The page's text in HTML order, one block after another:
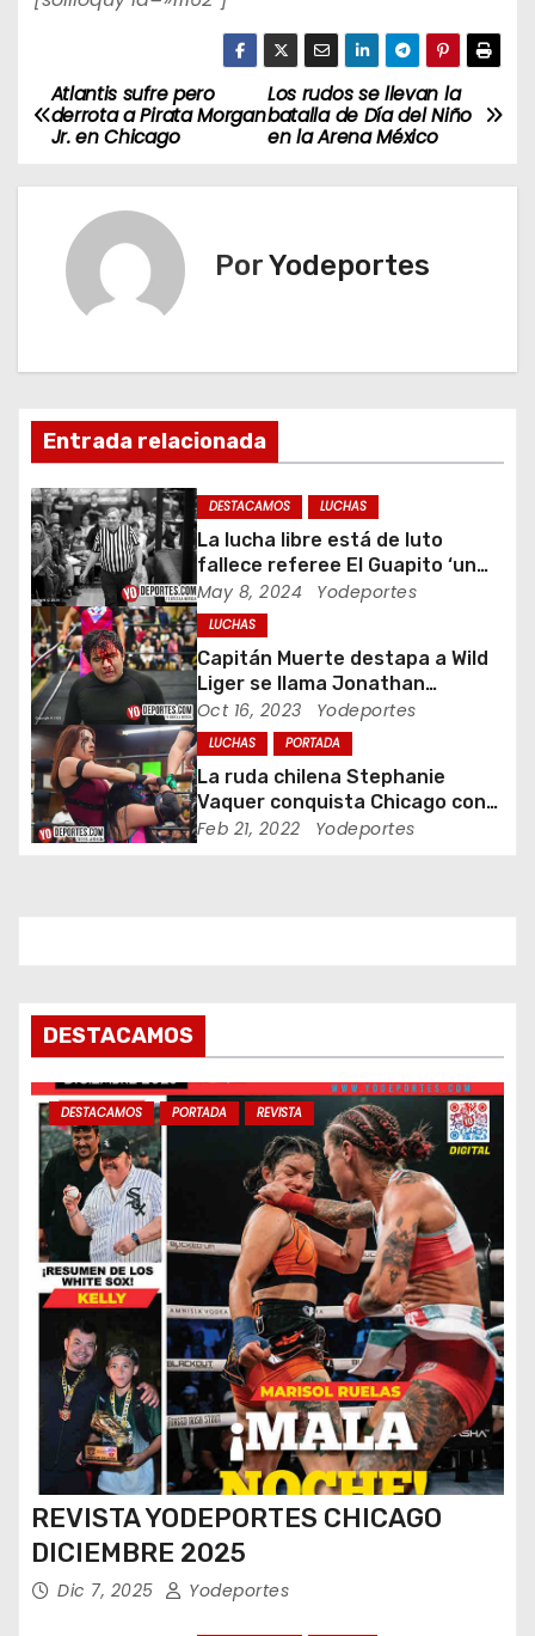
N
a
c
i
ó
n
d
e
e
n
t
a
s
Los rudos se llevan la
batalla de Día del Niño
en la Arena México
Atlantis sufre pero
derrota a Pirata Morgan
Jr. en Chicago
PorYodeportes
Entrada relacionada
DESTACAMOS LUCHAS
La lucha libre está de luto
fallece referee El Guapito ‘un
referente del wrestling’
May 8, 2024 Yodeportes
LUCHAS
Capitán Muerte destapa a Wild
Liger se llama Jonathan
Sánchez y es bombero
Oct 16, 2023 Yodeportes
LUCHAS PORTADA
La ruda chilena Stephanie
Vaquer conquista Chicago con
su belleza y manotazos
Feb 21, 2022 Yodeportes
DESTACAMOS
DESTACAMOS PORTADA REVISTA
REVISTA YODEPORTES CHICAGO
DICIEMBRE 2025
Dic 7, 2025 Yodeportes